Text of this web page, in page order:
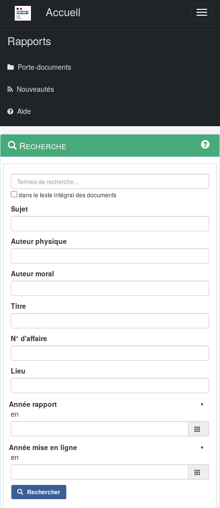
Menu principalAccueil
Rapports
Porte-documents
Nouveautés
Aide
Navigation
outils
Menu
contextuel
Recherche
dans le texte intégral des documents
Sujet
Auteur physique
Auteur moral
Titre
N° d'affaire
Lieu
en
en
Rechercher